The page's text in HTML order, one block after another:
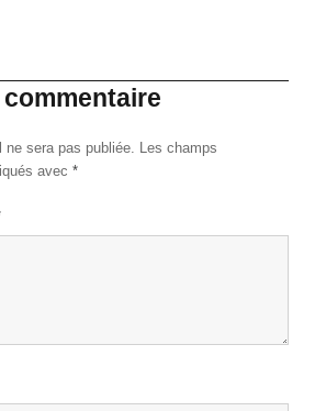
ne sera pas publiée. Les champs
avec*